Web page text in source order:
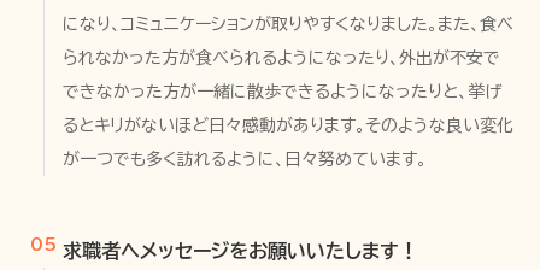
になり、コミュニケーションが取りやすくなりました。また、食べ
られなかった方が食べられるようになったり、外出が不安で
できなかった方が一緒に散歩できるようになったりと、挙げ
るとキリがないほど日々感動があります。そのような良い変化
が一つでも多く訪れるように、日々努めています。
05 求職者へメッセージをお願いいたします！